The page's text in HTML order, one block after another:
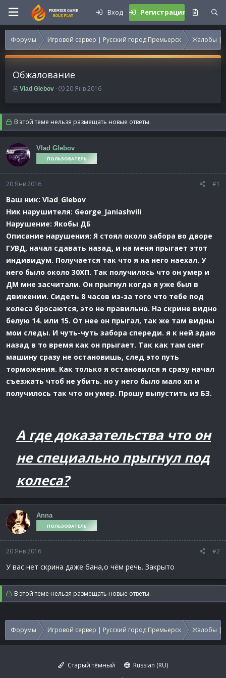
Вход Регистрация
Форумы Игровой сервер | Русский город Премьерск Жалобы |
Обжалование
А
т
о
р
т
е
м
ы
Vlad Glebov
Д
т
а
н
а
а
л
20 Янв 2016
В этой теме нельзя размещать новые ответы.
Vlad Glebov
ПОЛЬЗОВАТЕЛЬ
20 Янв 2016 #1
Ваш ник: Vlad_Glebov
Ник нарушителя: George_Janiashvili
Нарушение: Якобы ДБ
Описание нарушения: Я стоял около забора во дворе
ГУВД, начал сдавать назад, и на меня прыгает этот
индивидум. Получается так что я на него наехал. У
него было около 30ХП. Так получилось что он умер и
ДМ мне засчитали. Он прыгнул когда я уже был в
движении. Сидеть 8 часов из-за того что тебе под
колеса бросаются, это не правильно. На скрине видно
белую 14. или 15. От нее он прыгал, так же там видны
мои следы. И чуть-чуть забора спереди. я к ней здаю
назад в то время как он прыгает. Так как там снег
машину сразу не остановишь, след это путь
торможения. Как только я остановился я сразу начал
съезжать чтоб не убить. но у него было мало хп и
получилось так что он умер. Прошу выпустить из БЗ.
А где доказательства что он
не специально прыгнул под
колеса?
Anna
ПОЛЬЗОВАТЕЛЬ
20 Янв 2016 #2
У вас нет скрина даже бана,о чём речь. Закрыто
В этой теме нельзя размещать новые ответы.
Форумы Игровой сервер | Русский город Премьерск Жалобы |
Старый тёмный
Russian (RU)